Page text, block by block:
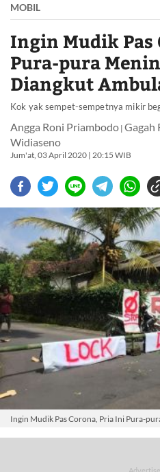
MOBIL
Ingin Mudik
Pura-pura
Diangkut
Kok yak sempet-sempetnya mikir
Angga Roni Priambodo | Gagah
Widiaseno
Jum'at, 03 April 2020 | 20:15 WIB
Ingin Mudik Pas Corona, Pria Ini Pura-